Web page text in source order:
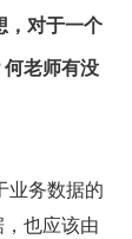
，对于一个
老师有没
业务数据的
也应该由